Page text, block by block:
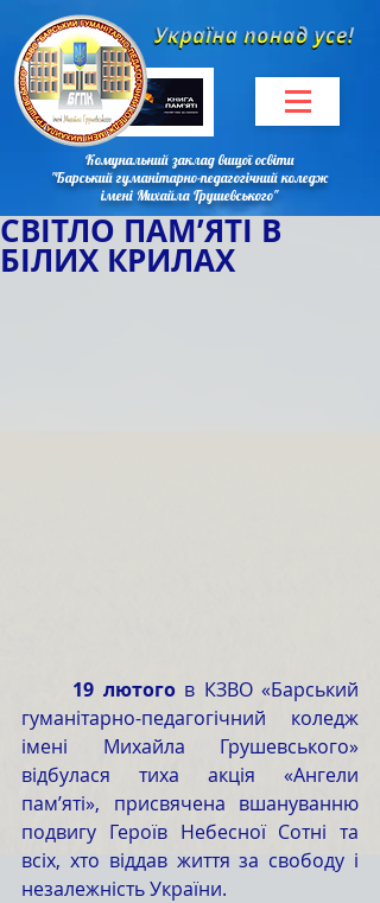
Комунальний заклад вищої освіти
"Барський гуманітарно-педагогічний коледж
імені Михайла Грушевського"
СВІТЛО ПАМ’ЯТІ В
БІЛИХ КРИЛАХ
	19 лютого
в КЗВО «Барський
гуманітарно-педагогічний коледж
імені Михайла Грушевського»
відбулася тиха акція «Ангели
пам’яті», присвячена вшануванню
подвигу Героїв Небесної Сотні та
всіх, хто віддав життя за свободу і
незалежність України.